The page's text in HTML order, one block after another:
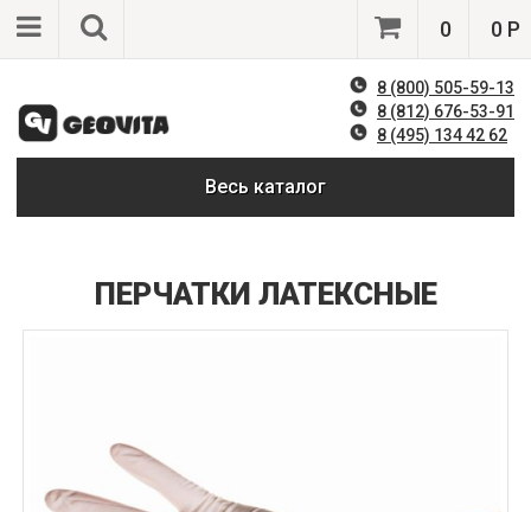
0 0 Р
8 (800) 505-59-13
8 (812) 676-53-91
8 (495) 134 42 62
Весь каталог
ПЕРЧАТКИ ЛАТЕКСНЫЕ